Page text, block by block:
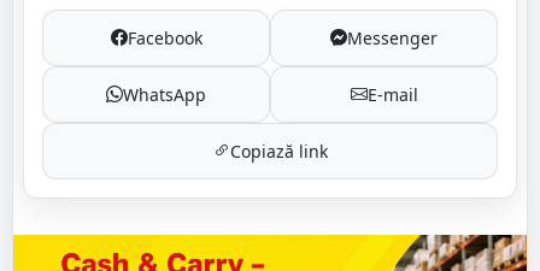
Facebook Messenger
WhatsApp E-mail
Copiază link